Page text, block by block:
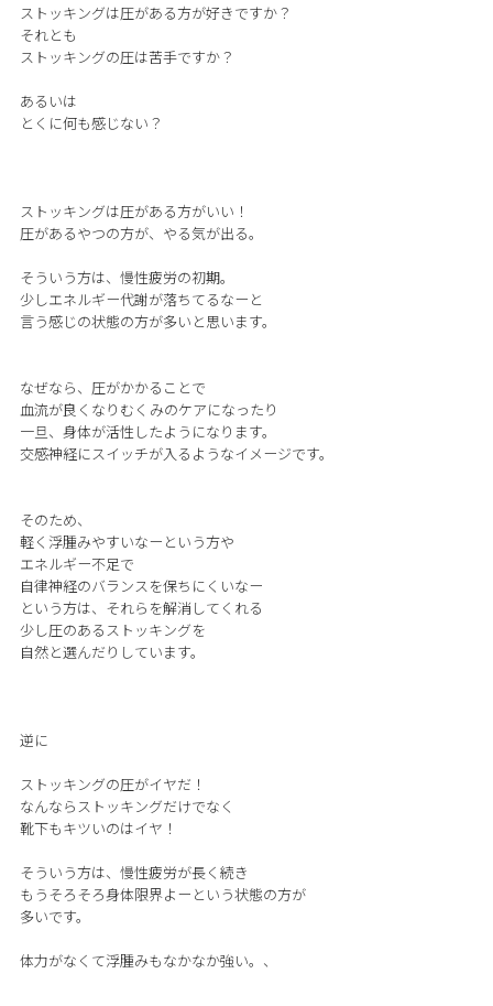
ストッキングは圧がある方が好きですか？
それとも
ストッキングの圧は苦手ですか？
あるいは
とくに何も感じない？
ストッキングは圧がある方がいい！
圧があるやつの方が、やる気が出る。
そういう方は、慢性疲労の初期。
少しエネルギー代謝が落ちてるなーと
言う感じの状態の方が多いと思います。
なぜなら、圧がかかることで
血流が良くなりむくみのケアになったり
一旦、身体が活性したようになります。
交感神経にスイッチが入るようなイメージです。
そのため、
軽く浮腫みやすいなーという方や
エネルギー不足で
自律神経のバランスを保ちにくいなー
という方は、それらを解消してくれる
少し圧のあるストッキングを
自然と選んだりしています。
逆に
ストッキングの圧がイヤだ！
なんならストッキングだけでなく
靴下もキツいのはイヤ！
そういう方は、慢性疲労が長く続き
もうそろそろ身体限界よーという状態の方が
多いです。
体力がなくて浮腫みもなかなか強い。、